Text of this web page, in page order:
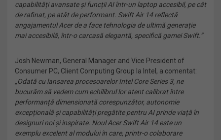
capabilități avansate și funcții AI într-un laptop accesibil, pe cât
de rafinat, pe atât de performant. Swift Air 14 reflectă
angajamentul Acer de a face tehnologia de ultimă generație
mai accesibilă, într-o carcasă elegantă, specifică gamei Swift.”
Josh Newman, General Manager and Vice President of
Consumer PC, Client Computing Group la Intel, a comentat:
„Odată cu lansarea procesoarelor Intel Core Series 3, ne
bucurăm să vedem cum echilibrul lor atent calibrat între
performanță dimensionată corespunzător, autonomie
excepțională și capabilități pregătite pentru AI prinde viață în
designuri noi și inspirate. Noul Acer Swift Air 14 este un
exemplu excelent al modului în care, printr-o colaborare